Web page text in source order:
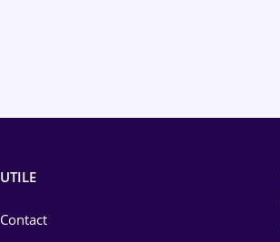
UTILE
Contact